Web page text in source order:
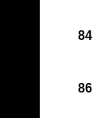
84
86